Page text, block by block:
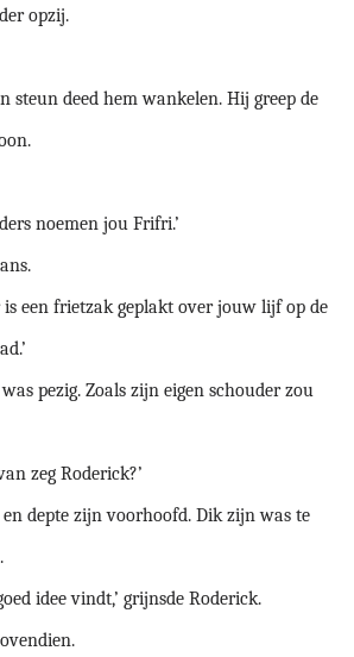
opzij.
steun deed hem wankelen. Hij greep de
noemen jou Frifri.’
is een frietzak geplakt over jouw lijf op de
pezig. Zoals zijn eigen schouder zou
zeg Roderick?’
depte zijn voorhoofd. Dik zijn was te
idee vindt,’ grijnsde Roderick.